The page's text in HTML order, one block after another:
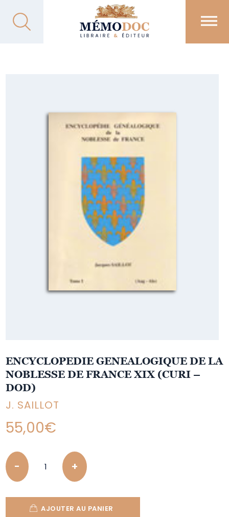
ENCYCLOPEDIE GENEALOGIQUE DE LA
NOBLESSE DE FRANCE XIX (CURI –
DOD)
J. SAILLOT
55,00€
Quantity
AJOUTER AU PANIER